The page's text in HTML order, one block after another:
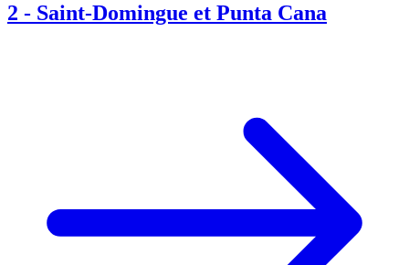
2 - Saint-Domingue et Punta Cana